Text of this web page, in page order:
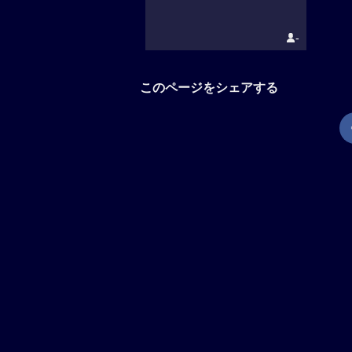
-
このページをシェアする